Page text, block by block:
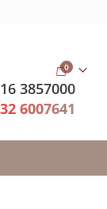
3857000
6007641
0